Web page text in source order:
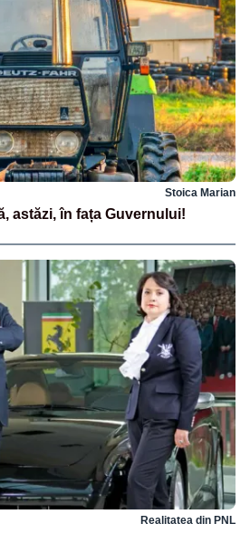
Stoica Marian
astăzi, în fața Guvernului!
Realitatea din PNL